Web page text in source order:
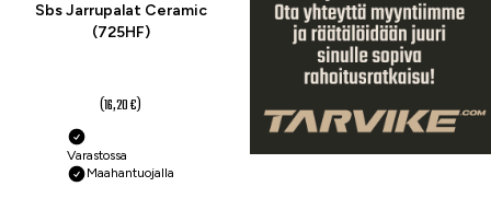
Sbs Jarrupalat Ceramic
(725HF)
(16,20 €)
Varastossa
Maahantuojalla